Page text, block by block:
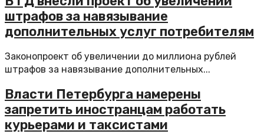
штрафов за навязывание
дополнительных услуг потребителям
Законопроект об увеличении до миллиона рублей
штрафов за навязывание дополнительных...
Власти Петербурга намерены
запретить иностранцам работать
курьерами и таксистами